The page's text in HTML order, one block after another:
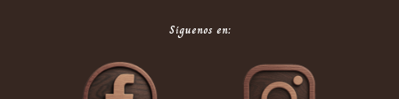
Síguenos en: